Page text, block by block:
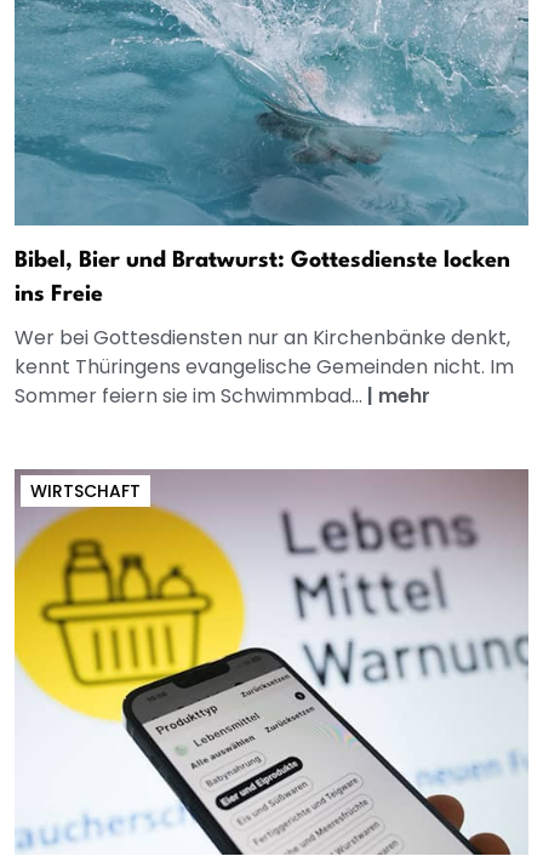
Bibel, Bier und Bratwurst: Gottesdienste locken
ins Freie
Wer bei Gottesdiensten nur an Kirchenbänke denkt,
kennt Thüringens evangelische Gemeinden nicht. Im
Sommer feiern sie im Schwimmbad... | mehr
WIRTSCHAFT